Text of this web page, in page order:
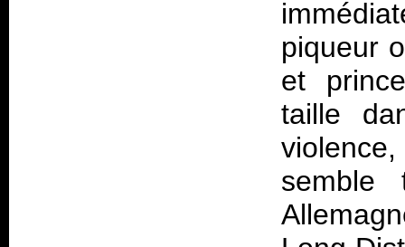
piqueur
et
taille
semble